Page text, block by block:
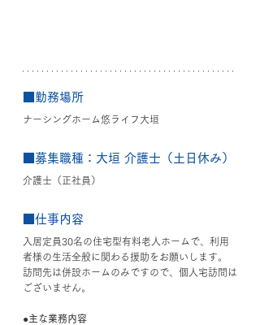
■勤務場所
ナーシングホーム悠ライフ大垣
■募集職種：大垣 介護士（土日休み）
介護士（正社員）
■仕事内容
入居定員30名の住宅型有料老人ホームで、利用
者様の生活全般に関わる援助をお願いします。
訪問先は併設ホームのみですので、個人宅訪問は
ございません。
●主な業務内容